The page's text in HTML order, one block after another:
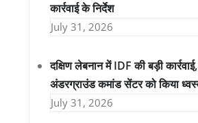
कार्रवाई के निर्देश
July 31, 2026
दक्षिण लेबनान में IDF की बड़ी
अंडरग्राउंड कमांड सेंटर को किया
July 31, 2026